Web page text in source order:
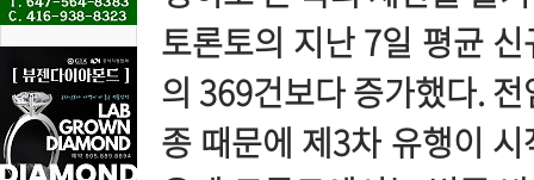
토론토의 지난 7일 평균
의 369건보다 증가했다.
종 때문에 제3차 유행이